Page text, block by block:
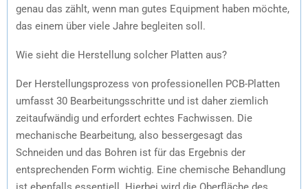
genau das zählt, wenn man gutes Equipment haben möchte,
das einem über viele Jahre begleiten soll.
Wie sieht die Herstellung solcher Platten aus?
Der Herstellungsprozess von professionellen PCB-Platten
umfasst 30 Bearbeitungsschritte und ist daher ziemlich
zeitaufwändig und erfordert echtes Fachwissen. Die
mechanische Bearbeitung, also bessergesagt das
Schneiden und das Bohren ist für das Ergebnis der
entsprechenden Form wichtig. Eine chemische Behandlung